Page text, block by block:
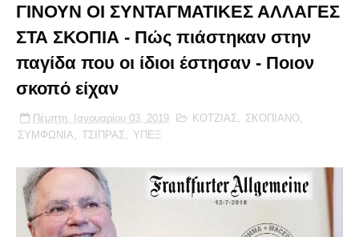
ΓΙΝΟΥΝ ΟΙ ΣΥΝΤΑΓΜΑΤΙΚΕΣ ΑΛΛΑΓΕΣ
ΣΤΑ ΣΚΟΠΙΑ - Πώς πιάστηκαν στην
παγίδα που οι ίδιοι έστησαν - Ποιον
σκοπό είχαν
Πέμπτη, Ιανουαρίου 03, 2019 ΚΟΤΖΙΑΣ, ΣΚΟΠΙΑΝΟ,
ΣΥΜΦΩΝΙΑ, ΤΣΙΠΡΑΣ, ΥΠΕΞ